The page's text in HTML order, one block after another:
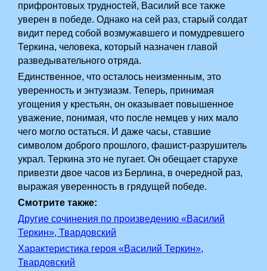
прифронтовых трудностей, Василий все также
уверен в победе. Однако на сей раз, старый солдат
видит перед собой возмужавшего и помудревшего
Теркина, человека, который назначен главой
разведывательного отряда.
Единственное, что осталось неизменным, это
уверенность и энтузиазм. Теперь, принимая
угощения у крестьян, он оказывает повышенное
уважение, понимая, что после немцев у них мало
чего могло остаться. И даже часы, ставшие
символом доброго прошлого, фашист-разрушитель
украл. Теркина это не пугает. Он обещает старухе
привезти двое часов из Берлина, в очередной раз,
выражая уверенность в­ грядущей победе.
Смотрите также:
Другие сочинения по произведению «Василий
Теркин», Твардовский
Характеристика героя «Василий Теркин»,
Твардовский